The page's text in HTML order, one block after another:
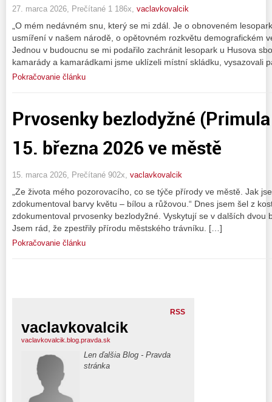
27. marca 2026, Prečítané 1 186x, vaclavkovalcik
„O mém nedávném snu, který se mi zdál. Je o obnoveném
usmíření v našem národě, o opětovném rozkvětu demografickém
Jednou v budoucnu se mi podařilo zachránit lesopark u Husova
kamarády a kamarádkami jsme uklízeli místní skládku, vysazovali
Pokračovanie článku
Prvosenky bezlodyžné
15. března 2026 ve městě
15. marca 2026, Prečítané 902x, vaclavkovalcik
„Ze života mého pozorovacího, co se týče přírody ve městě. Jak
zdokumentoval barvy květu – bílou a růžovou.“ Dnes jsem šel z
zdokumentoval prvosenky bezlodyžné. Vyskytují se v dalších dvou
Jsem rád, že zpestřily přírodu městského trávníku. […]
Pokračovanie článku
RSS
vaclavkovalcik
vaclavkovalcik.blog.pravda.sk
Len ďalšia Blog - Pravda
stránka